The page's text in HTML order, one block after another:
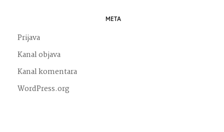
META
Prijava
Kanal objava
Kanal komentara
WordPress.org